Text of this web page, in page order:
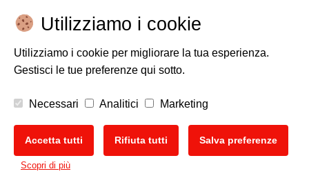
Disclaimer Cookie policy Privacy
EU Data Act
Utilizziamo i cookie
Utilizziamo i cookie per migliorare la tua esperienza.
Gestisci le tue preferenze qui sotto.
Necessari Analitici Marketing
Accetta tutti Rifiuta tutti Salva preferenze
Scopri di più